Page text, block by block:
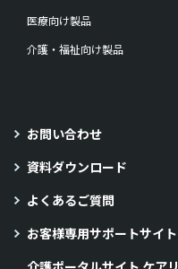
医療向け製品
介護・福祉向け製品
お問い合わせ
資料ダウンロード
よくあるご質問
お客様専用サポートサイト